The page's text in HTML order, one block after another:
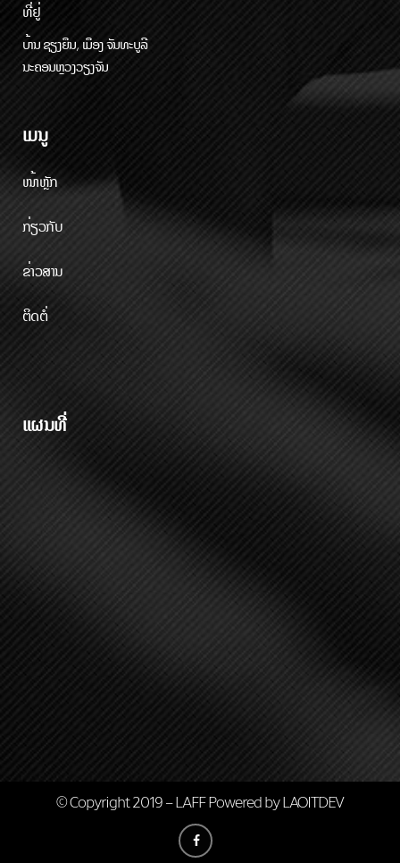
ທີ່ຢູ່
ບ້ານ ຊຽງຍືນ, ເມືອງ ຈັນທະບູລີ
ນະຄອນຫຼວງວຽງຈັນ
ເມນູ
ໜ້າຫຼັກ
ກ່ຽວກັບ
ຂ່າວສານ
ຕິດຕໍ່
ແຜນທີ່
© Copyright 2019 – LAFF Powered byLAOITDEV